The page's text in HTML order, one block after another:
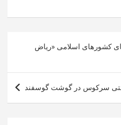
کشورهای اسلامی «ریاض
سرکوس در گوشت گوسفند